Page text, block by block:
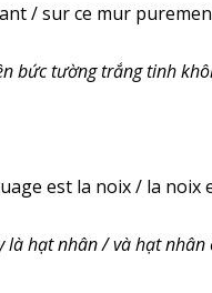
/ sur ce mur
bức tường trắng tinh
est la noix / la noix
hạt nhân / và hạt nhân